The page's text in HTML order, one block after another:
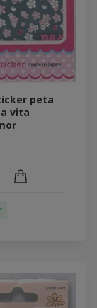
peta
vita